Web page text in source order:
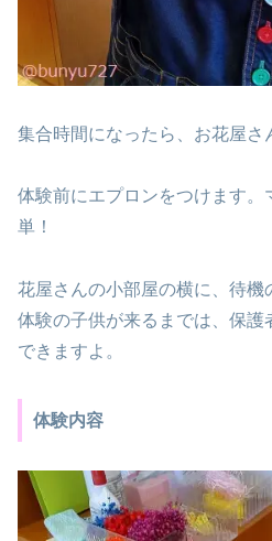
集合時間になったら、お花屋さ
体験前にエプロンをつけます。
単！
花屋さんの小部屋の横に、待
体験の子供が来るまでは、保
できますよ。
体験内容